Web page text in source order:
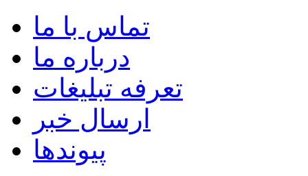
تماس با ما
درباره ما
تعرفه تبلیغات
ارسال خبر
پیوندها